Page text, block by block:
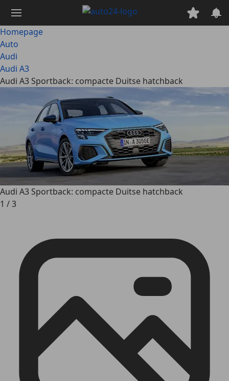
naar
hoofdinhoud
Homepage
Auto
Audi
Audi A3
Audi A3 Sportback: compacte Duitse hatchback
Audi A3 Sportback: compacte Duitse hatchback
1 /3